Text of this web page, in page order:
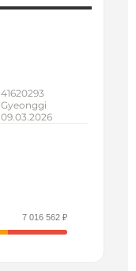
41620293
Gyeonggi
09.03.2026
7 016 562 ₽